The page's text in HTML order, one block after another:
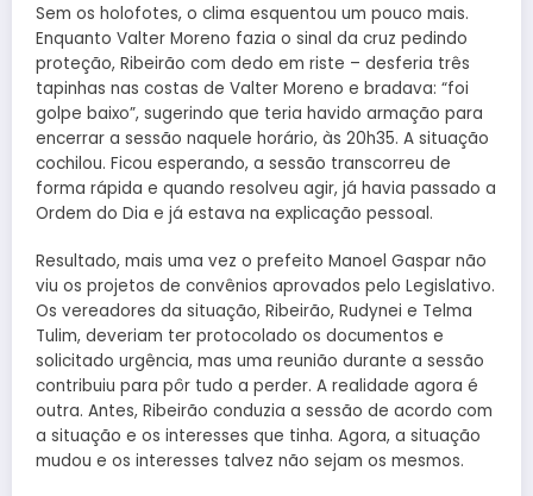
Sem os holofotes, o clima esquentou um pouco mais.
Enquanto Valter Moreno fazia o sinal da cruz pedindo
proteção, Ribeirão com dedo em riste – desferia três
tapinhas nas costas de Valter Moreno e bradava: “foi
golpe baixo”, sugerindo que teria havido armação para
encerrar a sessão naquele horário, às 20h35. A situação
cochilou. Ficou esperando, a sessão transcorreu de
forma rápida e quando resolveu agir, já havia passado a
Ordem do Dia e já estava na explicação pessoal.
Resultado, mais uma vez o prefeito Manoel Gaspar não
viu os projetos de convênios aprovados pelo Legislativo.
Os vereadores da situação, Ribeirão, Rudynei e Telma
Tulim, deveriam ter protocolado os documentos e
solicitado urgência, mas uma reunião durante a sessão
contribuiu para pôr tudo a perder. A realidade agora é
outra. Antes, Ribeirão conduzia a sessão de acordo com
a situação e os interesses que tinha. Agora, a situação
mudou e os interesses talvez não sejam os mesmos.